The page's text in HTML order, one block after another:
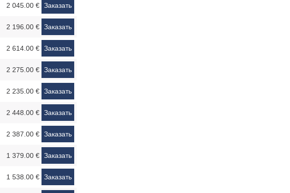
2 045.00 € Заказать
2 196.00 € Заказать
2 614.00 € Заказать
2 275.00 € Заказать
2 235.00 € Заказать
2 448.00 € Заказать
2 387.00 € Заказать
1 379.00 € Заказать
1 538.00 € Заказать